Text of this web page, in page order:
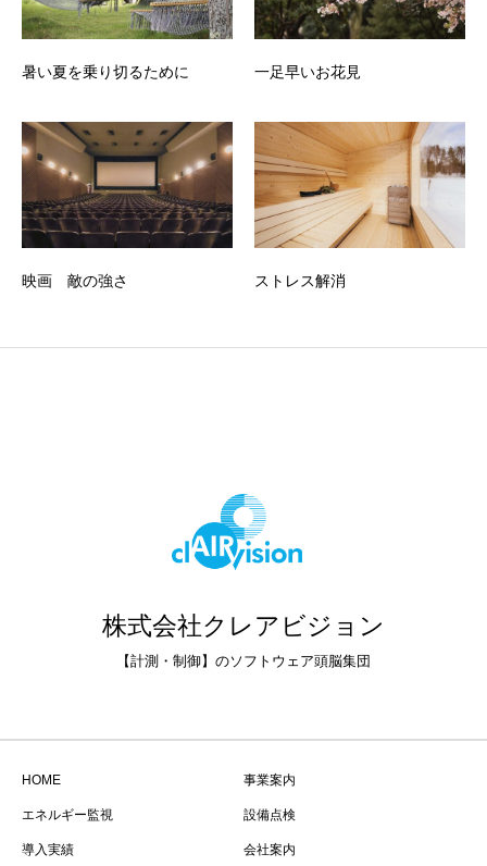
暑い夏を乗り切るために 一足早いお花見
映画 敵の強さ ストレス解消
株式会社クレアビジョン
【計測・制御】のソフトウェア頭脳集団
HOME 事業案内
エネルギー監視 設備点検
導入実績 会社案内